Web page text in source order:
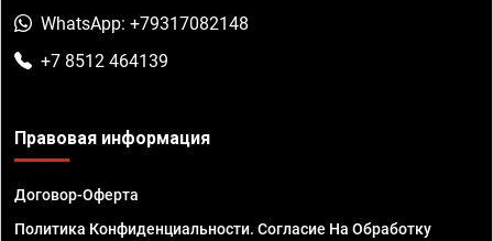
WhatsApp: +79317082148
+7 8512 464139
Правовая информация
Договор-Оферта
Политика Конфиденциальности. Согласие На Обработку